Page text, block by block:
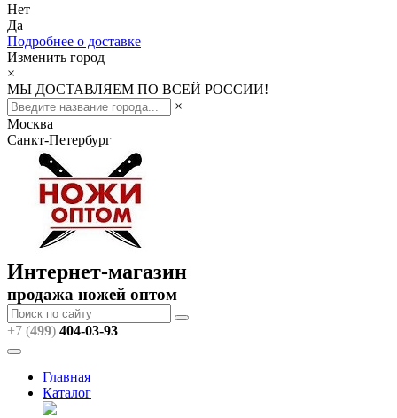
Нет
Да
Подробнее о доставке
Изменить город
×
МЫ ДОСТАВЛЯЕМ ПО ВСЕЙ РОССИИ!
×
Москва
Санкт-Петербург
Интернет-магазин
продажа ножей оптом
+7 (499) 404-03-93
Главная
Каталог